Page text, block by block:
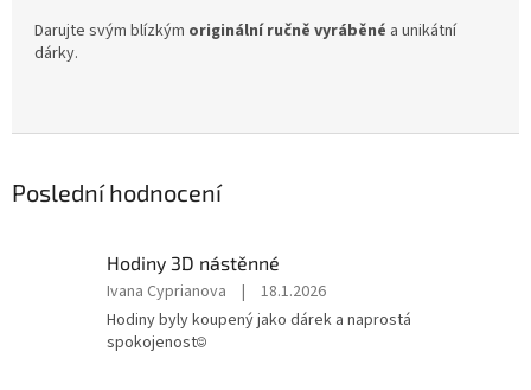
Darujte svým blízkým originální ručně vyráběné a unikátní
dárky.
Poslední hodnocení
Hodiny 3D nástěnné
Hodnocení
produktu
je
Ivana Cyprianova |
18.1.2026
Hodiny byly koupený jako dárek a naprostá
spokojenost☺️